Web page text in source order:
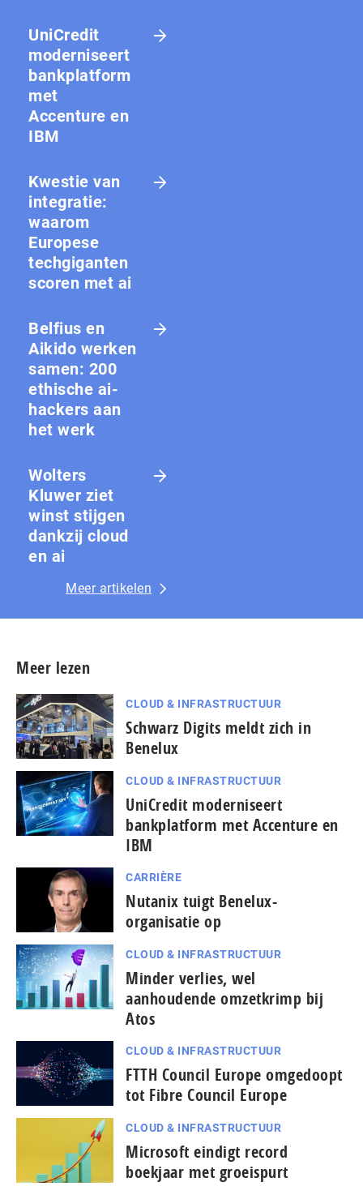
UniCredit
moderniseert
bankplatform
met
Accenture en
IBM
Kwestie van
integratie:
waarom
Europese
techgiganten
scoren met ai
Belfius en
Aikido werken
samen: 200
ethische ai-
hackers aan
het werk
Wolters
Kluwer ziet
winst stijgen
dankzij cloud
en ai
Meer artikelen
Meer lezen
CLOUD & INFRASTRUCTUUR
Schwarz Digits meldt zich in
Benelux
CLOUD & INFRASTRUCTUUR
UniCredit moderniseert
bankplatform met Accenture en
IBM
CARRIÈRE
Nutanix tuigt Benelux-
organisatie op
CLOUD & INFRASTRUCTUUR
Minder verlies, wel
aanhoudende omzetkrimp bij
Atos
CLOUD & INFRASTRUCTUUR
FTTH Council Europe omgedoopt
tot Fibre Council Europe
CLOUD & INFRASTRUCTUUR
Microsoft eindigt record
boekjaar met groeispurt